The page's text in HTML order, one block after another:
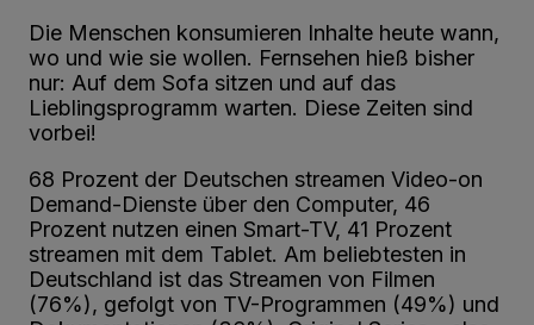
Die Menschen konsumieren Inhalte heute wann,
wo und wie sie wollen. Fernsehen hieß bisher
nur: Auf dem Sofa sitzen und auf das
Lieblingsprogramm warten. Diese Zeiten sind
vorbei!
68 Prozent der Deutschen streamen Video-on
Demand-Dienste über den Computer, 46
Prozent nutzen einen Smart-TV, 41 Prozent
streamen mit dem Tablet. Am beliebtesten in
Deutschland ist das Streamen von Filmen
(76%), gefolgt von TV-Programmen (49%) und